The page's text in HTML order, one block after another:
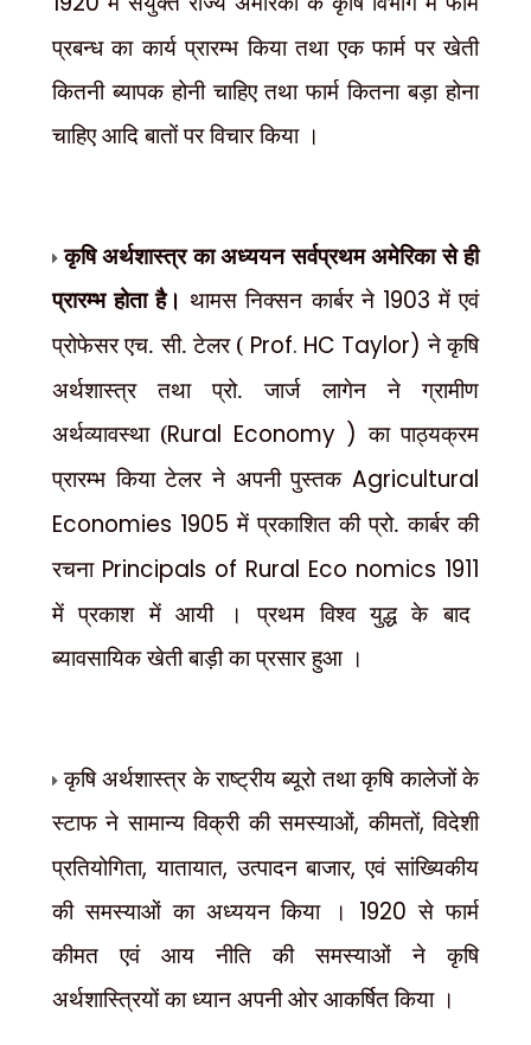
प्रबन्ध का कार्य प्रारम्भ किया तथा एक फार्म पर खेती
कितनी ब्यापक होनी चाहिए तथा फार्म कितना बड़ा होना
चाहिए आदि बातों पर विचार किया ।
कृषि अर्थशास्त्र का अध्ययन सर्वप्रथम अमेरिका से ही
प्रारम्भ होता है। थामस निक्सन कार्बर ने 1903 में एवं
प्रोफेसर एच. सी. टेलर ( Prof. HC Taylor)ने कृषि
अर्थशास्त्र तथा प्रो. जार्ज लागेन ने ग्रामीण
अर्थव्यावस्था (Rural Economy )का पाठ्यक्रम
प्रारम्भ किया टेलर ने अपनी पुस्तकAgricultural
Economies 1905 में प्रकाशित की प्रो. कार्बर की
रचना Principals of Rural Eco nomics 1911
में प्रकाश में आयी । प्रथम विश्व युद्ध के बाद
ब्यावसायिक खेती बाड़ी का प्रसार हुआ ।
कृषि अर्थशास्त्र के राष्ट्रीय ब्यूरो तथा कृषि कालेजों के
स्टाफ ने सामान्य विक्री की समस्याओं,कीमतों,विदेशी
प्रतियोगिता,यातायात,उत्पादन बाजार,एवं सांख्यिकीय
की समस्याओं का अध्ययन किया । 1920 से फार्म
कीमत एवं आय नीति की समस्याओं ने कृषि
अर्थशास्त्रियों का ध्यान अपनी ओर आकर्षित किया ।